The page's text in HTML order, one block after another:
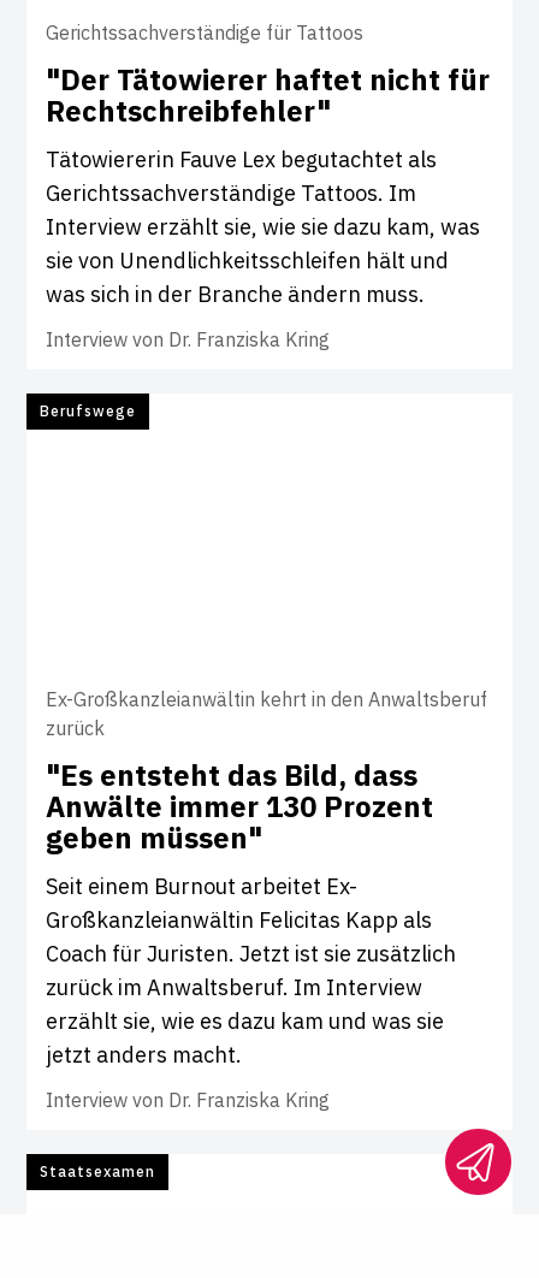
Gerichtssachverständige für Tattoos
"Der Täto­wierer haftet nicht für
Recht­sch­reib­fehler"
Tätowiererin Fauve Lex begutachtet als
Gerichtssachverständige Tattoos. Im
Interview erzählt sie, wie sie dazu kam, was
sie von Unendlichkeitsschleifen hält und
was sich in der Branche ändern muss.
Interview von Dr. Franziska Kring
Berufswege
Ex-Großkanzleianwältin kehrt in den Anwaltsberuf
zurück
"Es ent­steht das Bild, dass
Anwälte immer 130 Pro­zent
geben müssen"
Seit einem Burnout arbeitet Ex-
Großkanzleianwältin Felicitas Kapp als
Coach für Juristen. Jetzt ist sie zusätzlich
zurück im Anwaltsberuf. Im Interview
erzählt sie, wie es dazu kam und was sie
jetzt anders macht.
Interview von Dr. Franziska Kring
Staatsexamen